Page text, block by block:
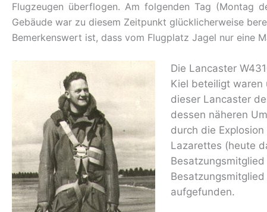
Flugzeugen überflogen. Am folgenden Tag (Montag
Gebäude war zu diesem Zeitpunkt glücklicherweise
Bemerkenswert ist, dass vom Flugplatz Jagel nur eine
Die Lancaster
Kiel beteiligt waren
dieser Lancaster
dessen näheren
durch die
Lazarettes (heute
aufgefunden.